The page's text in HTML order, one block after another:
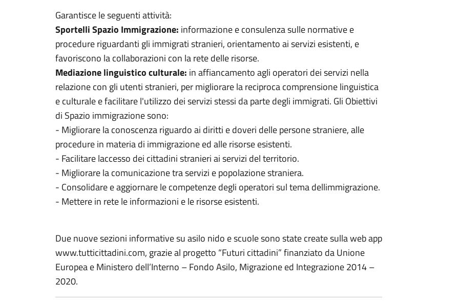
Garantisce le seguenti attività:
Sportelli Spazio Immigrazione: informazione e consulenza sulle normative e
procedure riguardanti gli immigrati stranieri, orientamento ai servizi esistenti, e
favoriscono la collaborazioni con la rete delle risorse.
Mediazione linguistico culturale: in affiancamento agli operatori dei servizi nella
relazione con gli utenti stranieri, per migliorare la reciproca comprensione linguistica
e culturale e facilitare l'utilizzo dei servizi stessi da parte degli immigrati. Gli Obiettivi
di Spazio immigrazione sono:
- Migliorare la conoscenza riguardo ai diritti e doveri delle persone straniere, alle
procedure in materia di immigrazione ed alle risorse esistenti.
- Facilitare laccesso dei cittadini stranieri ai servizi del territorio.
- Migliorare la comunicazione tra servizi e popolazione straniera.
- Consolidare e aggiornare le competenze degli operatori sul tema dellimmigrazione.
- Mettere in rete le informazioni e le risorse esistenti.
Due nuove sezioni informative su asilo nido e scuole sono state create sulla web app
www.tutticittadini.com, grazie al progetto “Futuri cittadini” finanziato da Unione
Europea e Ministero dell’Interno – Fondo Asilo, Migrazione ed Integrazione 2014 –
2020.